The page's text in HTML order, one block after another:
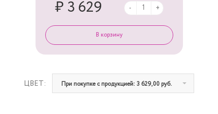
ЦВЕТ: При покупке с продукцией: 3 629,00 руб.
₽ 3 629 - +